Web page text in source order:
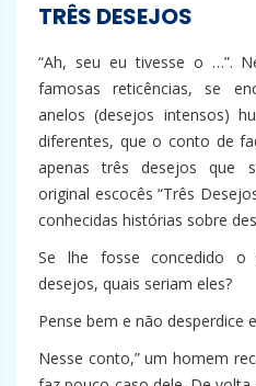
TRÊS DESEJOS
“Ah, seu eu tivesse o …”.
famosas reticências, se
anelos (desejos intensos)
diferentes, que o conto de
apenas três desejos que
original escocês “Três
conhecidas histórias sobre
Se lhe fosse concedido o
desejos, quais seriam eles?
Pense bem e não desperdice
Nesse conto,” um homem